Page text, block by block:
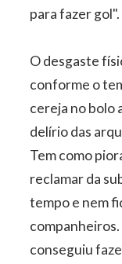
para fazer gol".
O desgaste
conforme o
cereja no bolo
delírio das
Tem como
reclamar da
tempo e nem
companheiros.
conseguiu